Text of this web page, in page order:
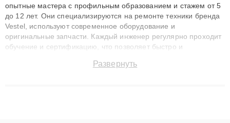
опытные мастера с профильным образованием и стажем от 5
до 12 лет. Они специализируются на ремонте техники бренда
Vestel, используют современное оборудование и
оригинальные запчасти. Каждый инженер регулярно проходит
обучение и сертификацию, что позволяет быстро и
сохранением гарантии до 3 лет. Наши мастера решают
Развернуть